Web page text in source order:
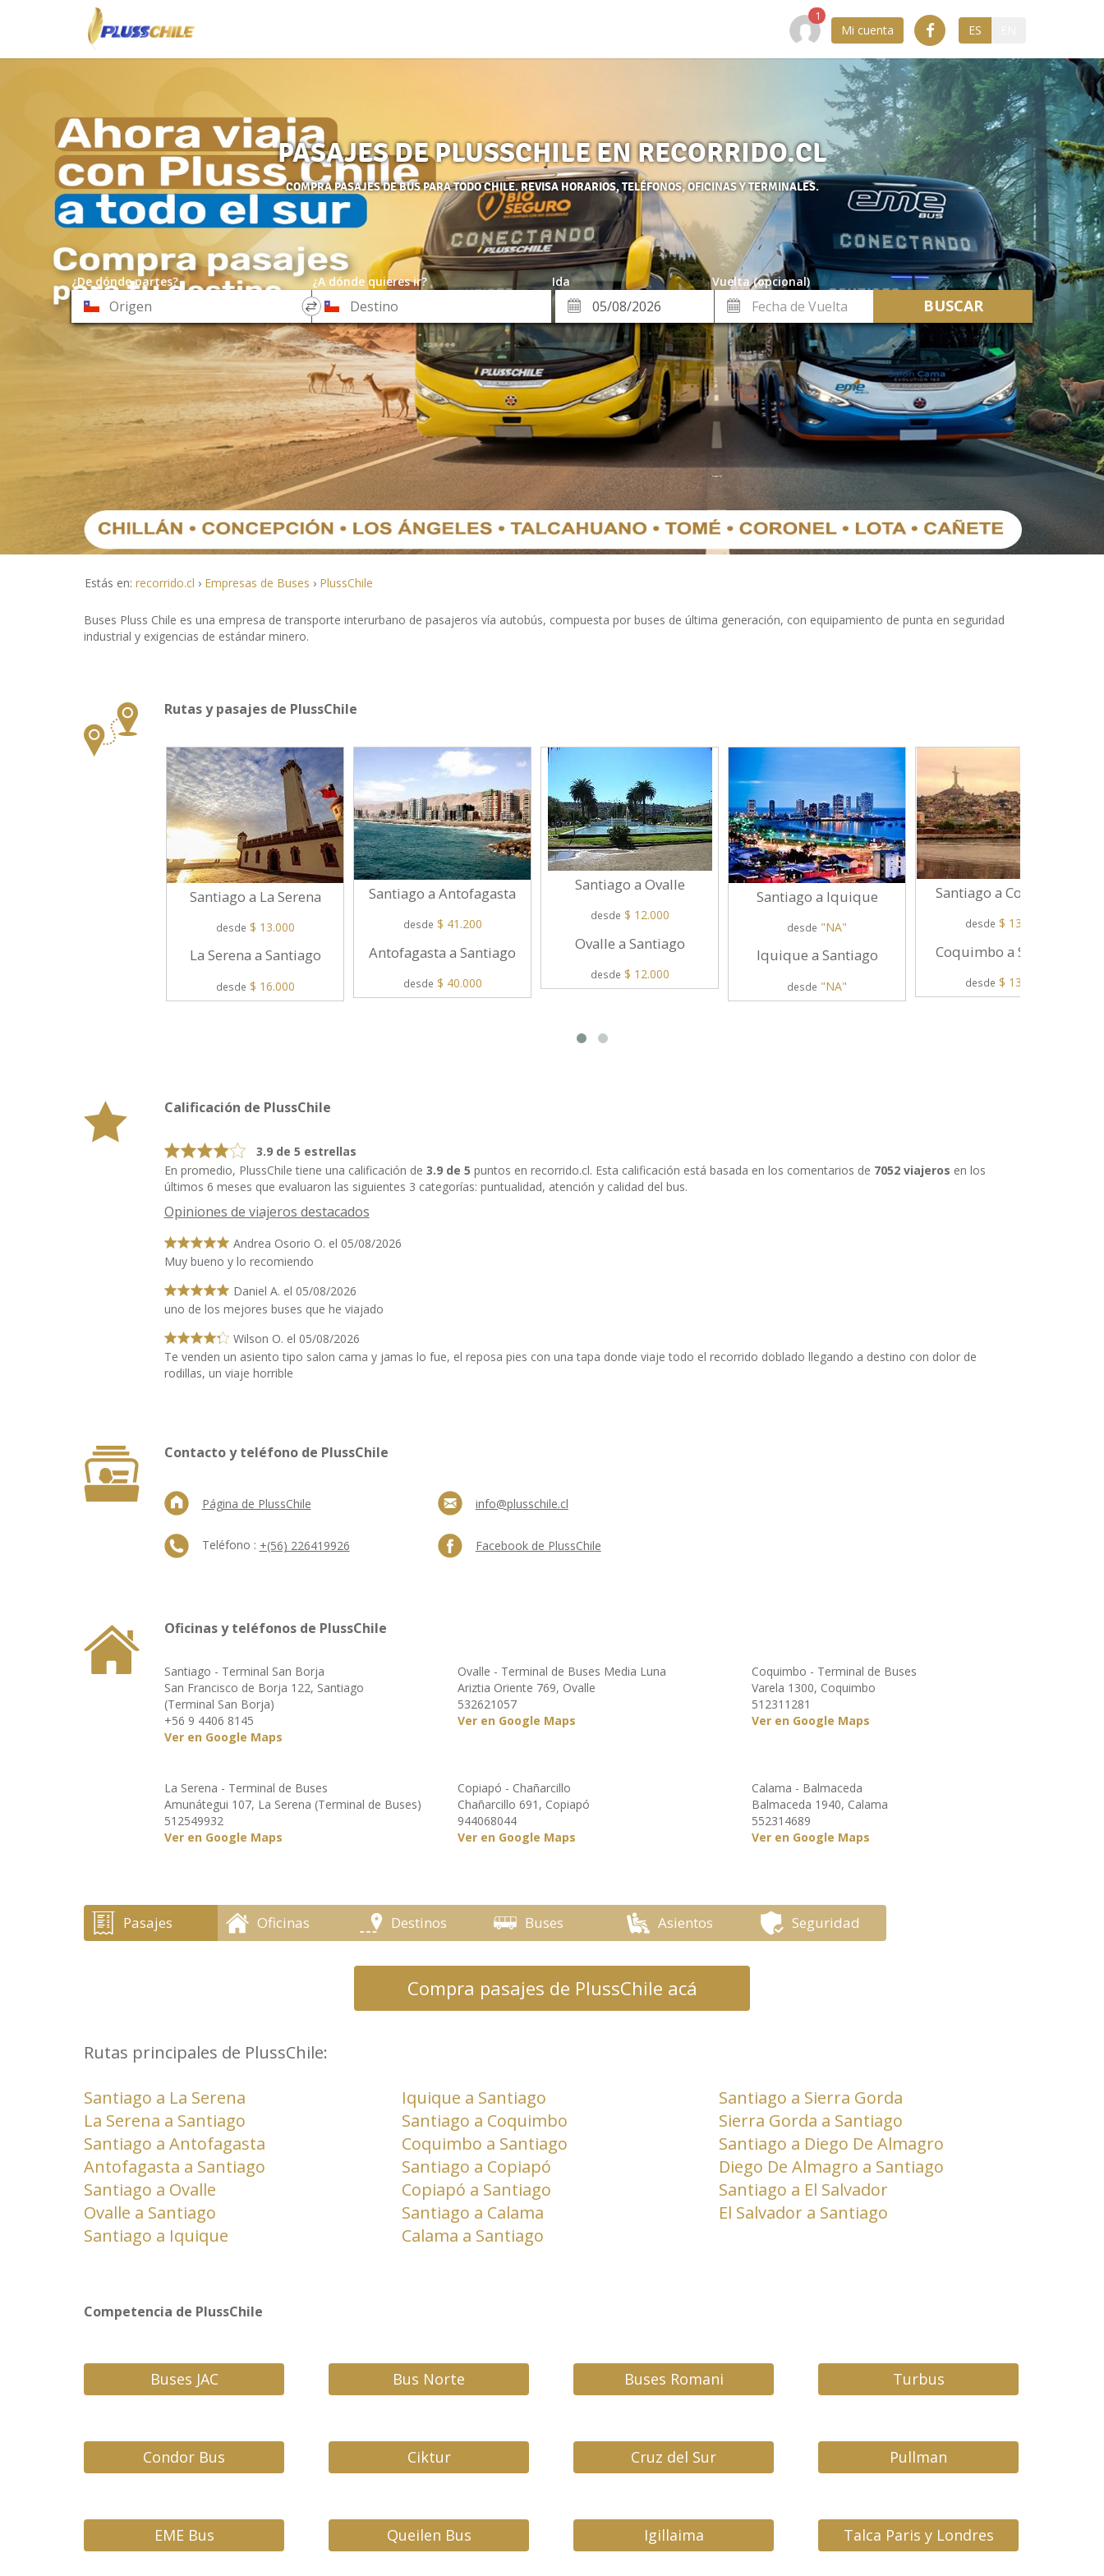
Mi cuenta ES
PASAJES DE PLUSSCHILE EN RECORRIDO.CL
COMPRA PASAJES DE BUS PARA TODO CHILE. REVISA HORARIOS, TELÉFONOS, OFICINAS Y TERMINALES.
¿De dónde partes? ¿A dónde quieres ir? Ida
Vuelta (opcional)
*
Origen
*
Destino
*
Fecha
de
Ida
Fecha
de
Vuelta
Estás en: recorrido.cl Empresas de Buses PlussChile
Buses Pluss Chile es una empresa de transporte interurbano de pasajeros vía autobús, compuesta por buses de última generación, con equipamiento de punta en seguridad
industrial y exigencias de estándar minero.
Rutas y pasajes de PlussChile
Santiago a La Serena
desde $ 13.000
La Serena a Santiago
desde $ 16.000
Santiago a Antofagasta
desde $ 41.200
Antofagasta a Santiago
desde $ 40.000
Santiago a Ovalle
desde $ 12.000
Ovalle a Santiago
desde $ 12.000
Santiago a Iquique
desde "NA"
Iquique a Santiago
desde "NA"
Santiago a Coquimbo
desde $ 13.000
Coquimbo a Santiago
desde $ 13.000
Calificación de PlussChile
3.9 de 5 estrellas
En promedio, PlussChile tiene una calificación de 3.9 de 5 puntos en recorrido.cl. Esta calificación está basada en los comentarios de 7052 viajeros en los
últimos 6 meses que evaluaron las siguientes 3 categorías: puntualidad, atención y calidad del bus.
Opiniones de viajeros destacados
Andrea Osorio O. el 05/08/2026
Muy bueno y lo recomiendo
Daniel A. el 05/08/2026
uno de los mejores buses que he viajado
Wilson O. el 05/08/2026
Te venden un asiento tipo salon cama y jamas lo fue, el reposa pies con una tapa donde viaje todo el recorrido doblado llegando a destino con dolor de
rodillas, un viaje horrible
Contacto y teléfono de PlussChile
Página de PlussChile
Teléfono : +(56) 226419926
info@plusschile.cl
Facebook de PlussChile
Oficinas y teléfonos de PlussChile
Santiago - Terminal San Borja
San Francisco de Borja 122, Santiago
(Terminal San Borja)
+56 9 4406 8145
Ver en Google Maps
Ovalle - Terminal de Buses Media Luna
Ariztia Oriente 769, Ovalle
532621057
Ver en Google Maps
Coquimbo - Terminal de Buses
Varela 1300, Coquimbo
512311281
Ver en Google Maps
La Serena - Terminal de Buses
Amunátegui 107, La Serena (Terminal de Buses)
512549932
Ver en Google Maps
Copiapó - Chañarcillo
Chañarcillo 691, Copiapó
944068044
Ver en Google Maps
Calama - Balmaceda
Balmaceda 1940, Calama
552314689
Ver en Google Maps
Pasajes Oficinas Destinos Buses Asientos Seguridad
Compra pasajes de PlussChile acá
Rutas principales de PlussChile:
Santiago a La Serena
La Serena a Santiago
Santiago a Antofagasta
Antofagasta a Santiago
Santiago a Ovalle
Ovalle a Santiago
Santiago a Iquique
Iquique a Santiago
Santiago a Coquimbo
Coquimbo a Santiago
Santiago a Copiapó
Copiapó a Santiago
Santiago a Calama
Calama a Santiago
Santiago a Sierra Gorda
Sierra Gorda a Santiago
Santiago a Diego De Almagro
Diego De Almagro a Santiago
Santiago a El Salvador
El Salvador a Santiago
Competencia de PlussChile
Buses JAC Bus Norte Buses Romani Turbus
Condor Bus Ciktur Cruz del Sur Pullman
EME Bus Queilen Bus Igillaima Talca Paris y Londres